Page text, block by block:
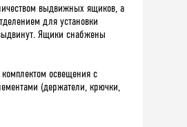
выдвижных ящиков, а
для установки
Ящики снабжены
освещения с
(держатели, крючки,